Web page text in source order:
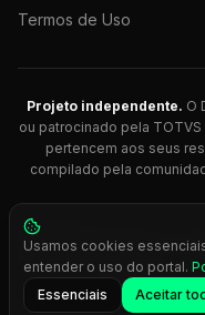
Termos de Uso
Projeto independente. O
ou patrocinado pela TOTVS
pertencem aos seus
compilado pela
© 2026 Dicionário Dev.
Protheus.
Press
Usamos cookies
entender o uso do portal.
Essenciais
Aceitar